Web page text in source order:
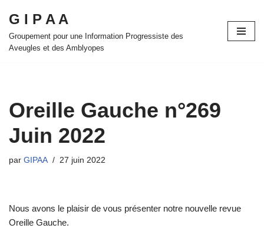
Aller
au
G I P A A
Groupement pour une Information Progressiste des
Aveugles et des Amblyopes
Oreille Gauche n°269
Juin 2022
par GIPAA 27 juin 2022
Nous avons le plaisir de vous présenter notre nouvelle revue
Oreille Gauche.